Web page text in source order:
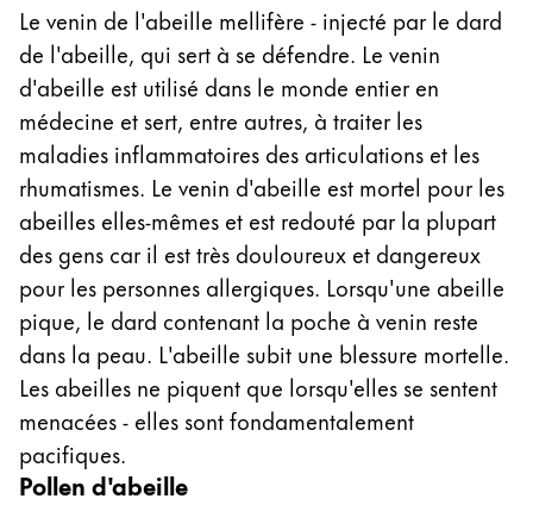
Le venin de l'abeille mellifère - injecté par le dard
de l'abeille, qui sert à se défendre. Le venin
d'abeille est utilisé dans le monde entier en
médecine et sert, entre autres, à traiter les
maladies inflammatoires des articulations et les
rhumatismes. Le venin d'abeille est mortel pour les
abeilles elles-mêmes et est redouté par la plupart
des gens car il est très douloureux et dangereux
pour les personnes allergiques. Lorsqu'une abeille
pique, le dard contenant la poche à venin reste
dans la peau. L'abeille subit une blessure mortelle.
Les abeilles ne piquent que lorsqu'elles se sentent
menacées - elles sont fondamentalement
pacifiques.
Pollen d'abeille